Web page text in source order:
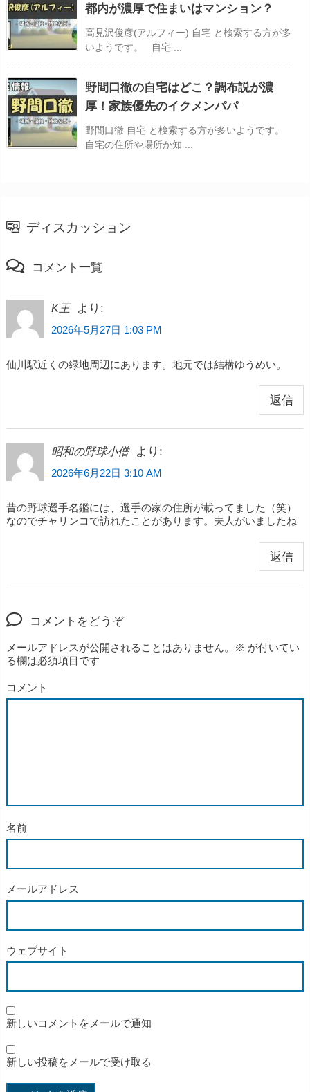
都内が濃厚で住まいはマンション？
高見沢俊彦(アルフィー) 自宅 と検索する方が多
いようです。 自宅 ...
野間口徹の自宅はどこ？調布説が濃
厚！家族優先のイクメンパパ
野間口徹 自宅 と検索する方が多いようです。
自宅の住所や場所か知 ...
ディスカッション
コメント一覧
K王 より:
2026年5月27日 1:03 PM
仙川駅近くの緑地周辺にあります。地元では結構ゆうめい。
返信
昭和の野球小僧 より:
2026年6月22日 3:10 AM
昔の野球選手名鑑には、選手の家の住所が載ってました（笑）
なのでチャリンコで訪れたことがあります。夫人がいましたね
返信
コメントをどうぞ
メールアドレスが公開されることはありません。 ※ が付いてい
る欄は必須項目です
コメント
名前
メールアドレス
ウェブサイト
新しいコメントをメールで通知
新しい投稿をメールで受け取る